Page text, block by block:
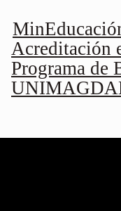
Acreditación
Programa de